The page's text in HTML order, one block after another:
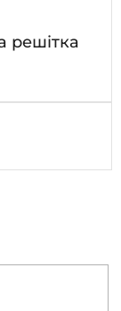
решітка